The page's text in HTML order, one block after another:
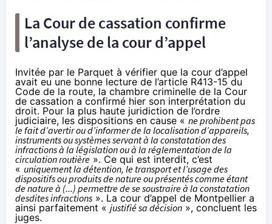
La Cour de cassation confirme
l’analyse de la cour d’appel
Invitée par le Parquet à vérifier que la cour d’appel
avait eu une bonne lecture de l’article R413-15 du
Code de la route, la chambre criminelle de la Cour
de cassation a confirmé hier son interprétation du
droit. Pour la plus haute juridiction de l’ordre
judiciaire, les dispositions en cause « ne prohibent pas
le fait d’avertir ou d’informer de la localisation d’appareils,
instruments ou systèmes servant à la constatation des
infractions à la législation ou à la réglementation de la
circulation routière ». Ce qui est interdit, c’est
« uniquement la détention, le transport et l’usage des
dispositifs ou produits de nature ou présentés comme étant
de nature à (...) permettre de se soustraire à la constatation
desdites infractions ». La cour d’appel de Montpellier a
ainsi parfaitement « justifié sa décision », concluent les
juges.